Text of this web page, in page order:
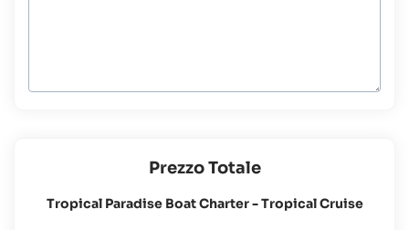
Prezzo Totale
Tropical Paradise Boat Charter - Tropical Cruise